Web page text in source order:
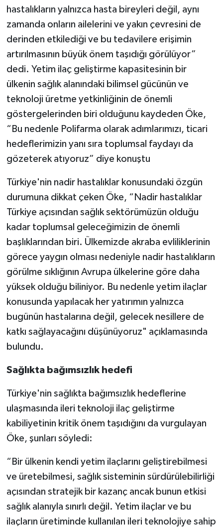
hastalıkların yalnızca hasta bireyleri değil, aynı
zamanda onların ailelerini ve yakın çevresini de
derinden etkilediği ve bu tedavilere erişimin
artırılmasının büyük önem taşıdığı görülüyor”
dedi. Yetim ilaç geliştirme kapasitesinin bir
ülkenin sağlık alanındaki bilimsel gücünün ve
teknoloji üretme yetkinliğinin de önemli
göstergelerinden biri olduğunu kaydeden Öke,
“Bu nedenle Polifarma olarak adımlarımızı, ticari
hedeflerimizin yanı sıra toplumsal faydayı da
gözeterek atıyoruz” diye konuştu
Türkiye'nin nadir hastalıklar konusundaki özgün
durumuna dikkat çeken Öke, “Nadir hastalıklar
Türkiye açısından sağlık sektörümüzün olduğu
kadar toplumsal geleceğimizin de önemli
başlıklarından biri. Ülkemizde akraba evliliklerinin
görece yaygın olması nedeniyle nadir hastalıkların
görülme sıklığının Avrupa ülkelerine göre daha
yüksek olduğu biliniyor. Bu nedenle yetim ilaçlar
konusunda yapılacak her yatırımın yalnızca
bugünün hastalarına değil, gelecek nesillere de
katkı sağlayacağını düşünüyoruz" açıklamasında
bulundu.
Sağlıkta bağımsızlık hedefi
Türkiye'nin sağlıkta bağımsızlık hedeflerine
ulaşmasında ileri teknoloji ilaç geliştirme
kabiliyetinin kritik önem taşıdığını da vurgulayan
Öke, şunları söyledi:
“Bir ülkenin kendi yetim ilaçlarını geliştirebilmesi
ve üretebilmesi, sağlık sisteminin sürdürülebilirliği
açısından stratejik bir kazanç ancak bunun etkisi
sağlık alanıyla sınırlı değil. Yetim ilaçlar ve bu
ilaçların üretiminde kullanılan ileri teknolojiye sahip